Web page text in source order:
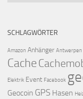
SCHLAGWÖRTER
Amazon Anhänger Antwerpen
Cache
Elektrik Event Facebook
Geocoin GPS Hasen